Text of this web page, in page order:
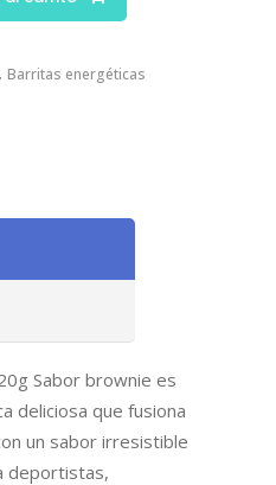
, Barritas energéticas
Sabor brownie es
deliciosa que fusiona
un sabor irresistible
deportistas,